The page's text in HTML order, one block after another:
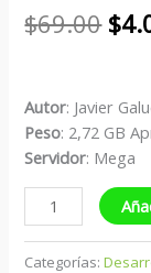
$69.00 $
Autor: Javier
Peso: 2,72 GB
Servidor: Mega
Categorías: